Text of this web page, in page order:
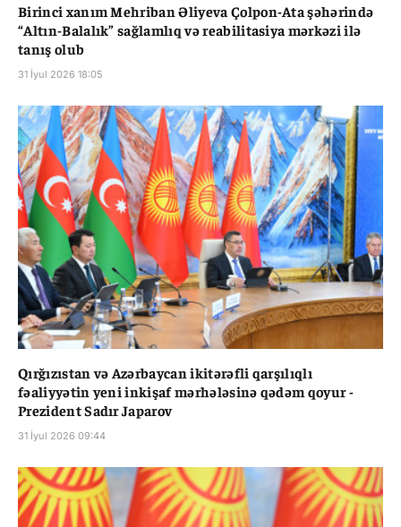
Birinci xanım Mehriban Əliyeva Çolpon-Ata şəhərində
“Altın-Balalık” sağlamlıq və reabilitasiya mərkəzi ilə
tanış olub
31 İyul 2026 18:05
Qırğızıstan və Azərbaycan ikitərəfli qarşılıqlı
fəaliyyətin yeni inkişaf mərhələsinə qədəm qoyur -
Prezident Sadır Japarov
31 İyul 2026 09:44